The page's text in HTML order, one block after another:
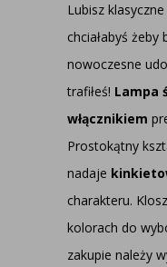
Lubisz
chciałabyś żeby
nowoczesne
trafiłeś! Lampa
włącznikiem
Prostokątny
nadaje
charakteru.
kolorach do
zakupie należy